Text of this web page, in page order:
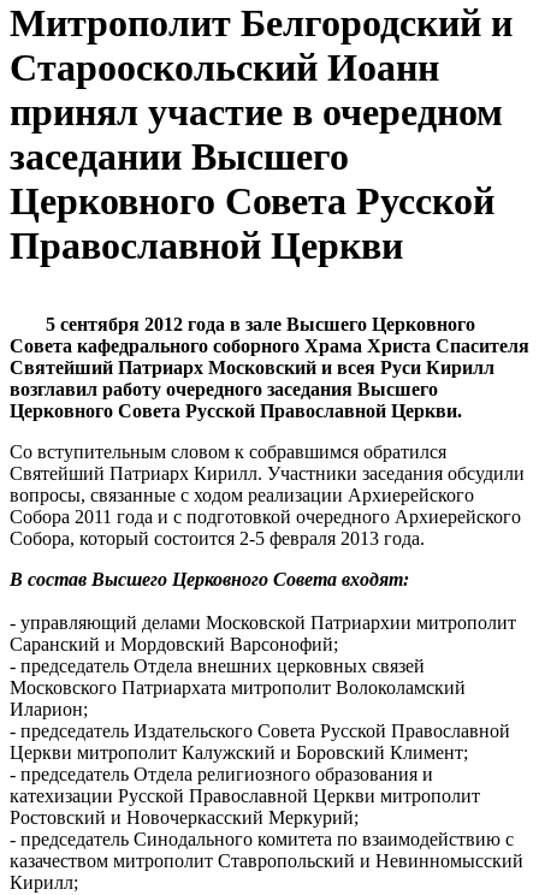
Митрополит Белгородский и
Старооскольский Иоанн
принял участие в очередном
заседании Высшего
Церковного Совета Русской
Православной Церкви
5 сентября 2012 года в зале Высшего Церковного
Совета кафедрального соборного Храма Христа Спасителя
Святейший Патриарх Московский и всея Руси Кирилл
возглавил работу очередного заседания Высшего
Церковного Совета Русской Православной Церкви.
Со вступительным словом к собравшимся обратился
Святейший Патриарх Кирилл. Участники заседания обсудили
вопросы, связанные с ходом реализации Архиерейского
Собора 2011 года и с подготовкой очередного Архиерейского
Собора, который состоится 2-5 февраля 2013 года.
В состав Высшего Церковного Совета входят:
- управляющий делами Московской Патриархии митрополит
Саранский и Мордовский Варсонофий;
- председатель Отдела внешних церковных связей
Московского Патриархата митрополит Волоколамский
Иларион;
- председатель Издательского Совета Русской Православной
Церкви митрополит Калужский и Боровский Климент;
- председатель Отдела религиозного образования и
катехизации Русской Православной Церкви митрополит
Ростовский и Новочеркасский Меркурий;
- председатель Синодального комитета по взаимодействию с
казачеством митрополит Ставропольский и Невинномысский
Кирилл;